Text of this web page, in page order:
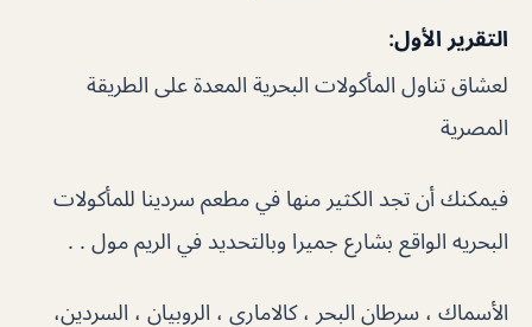
التقرير الأول:
لعشاق تناول المأكولات البحرية المعدة على الطريقة
المصرية
فيمكنك أن تجد الكثير منها في مطعم سردينا للمأكولات
البحريه الواقع بشارع جميرا وبالتحديد في الريم مول . .
الأسماك ، سرطان البحر ، كالاماري ، الروبيان ، السردين،